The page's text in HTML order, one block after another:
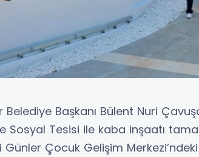
Belediye Başkanı Bülent Nuri
Sosyal Tesisi ile kaba inşaatı
Çocuk Gelişim